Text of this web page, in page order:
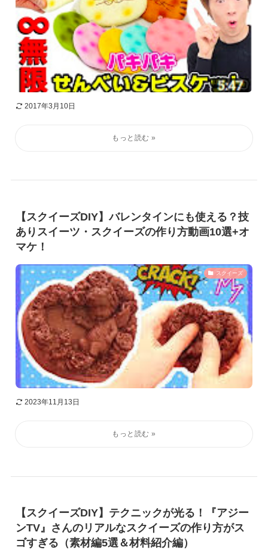
2017年3月10日
【スクイーズDIY】バレンタインにも使える？技
ありスイーツ・スクイーズの作り方動画10選+オ
マケ！
スクイーズ
2023年11月13日
【スクイーズDIY】テクニックが光る！『アジー
ンTV』さんのリアルなスクイーズの作り方がス
ゴすぎる（素材編5選＆材料紹介編）